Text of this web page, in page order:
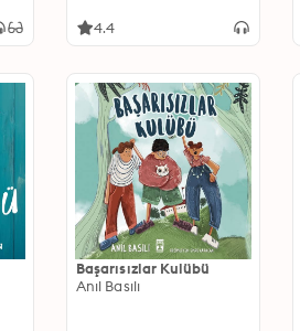
4.4
Başarısızlar Kulübü
Anıl Basılı